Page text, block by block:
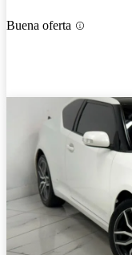
Buena oferta